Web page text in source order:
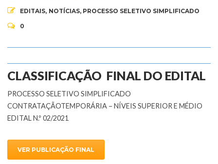
EDITAIS, NOTÍCIAS, PROCESSO SELETIVO SIMPLIFICADO
0
CLASSIFICAÇÃO FINAL DO EDITAL
PROCESSO SELETIVO SIMPLIFICADO
CONTRATAÇÃOTEMPORÁRIA – NÍVEIS SUPERIOR E MÉDIO
EDITAL N.º 02/2021
VER PUBLICAÇÃO FINAL